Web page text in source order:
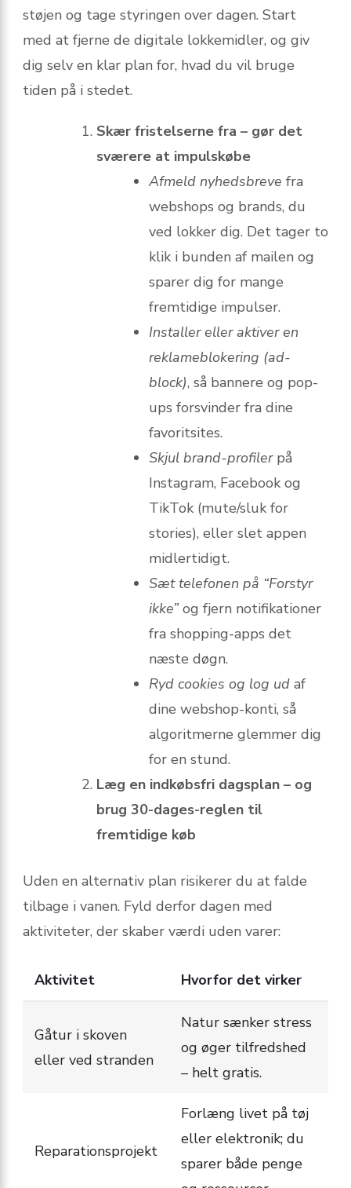
støjen og tage styringen over dagen. Start
med at fjerne de digitale lokkemidler, og giv
dig selv en klar plan for, hvad du vil bruge
tiden på i stedet.
Skær fristelserne fra – gør det
sværere at impulskøbe
Afmeld nyhedsbreve fra
webshops og brands, du
ved lokker dig. Det tager to
klik i bunden af mailen og
sparer dig for mange
fremtidige impulser.
Installer eller aktiver en
reklameblokering (ad-
block), så bannere og pop-
ups forsvinder fra dine
favorit­sites.
Skjul brand-profilerpå
Instagram, Facebook og
TikTok (mute/sluk for
stories), eller slet appen
midlertidigt.
Sæt telefonen på “Forstyr
ikke”og fjern notifikationer
fra shopping-apps det
næste døgn.
Ryd cookies og log ud af
dine webshop-konti, så
algoritmerne glemmer dig
for en stund.
Læg en indkøbsfri dagsplan – og
brug 30-dages-reglen til
fremtidige køb
Uden en alternativ plan risikerer du at falde
tilbage i vanen. Fyld derfor dagen med
aktiviteter, der skaber værdi uden varer:
Aktivitet Hvorfor det virker
Gåtur i skoven
eller ved stranden
Natur sænker stress
og øger tilfredshed
– helt gratis.
Reparationsprojekt
Forlæng livet på tøj
eller elektronik; du
sparer både penge